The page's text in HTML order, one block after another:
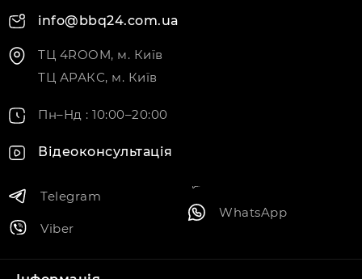
info@bbq24.com.ua
ТЦ 4ROOM, м. Київ
ТЦ АРАКС, м. Київ
Пн–Нд : 10:00–20:00
Відеоконсультація
Telegram
Viber
WhatsApp